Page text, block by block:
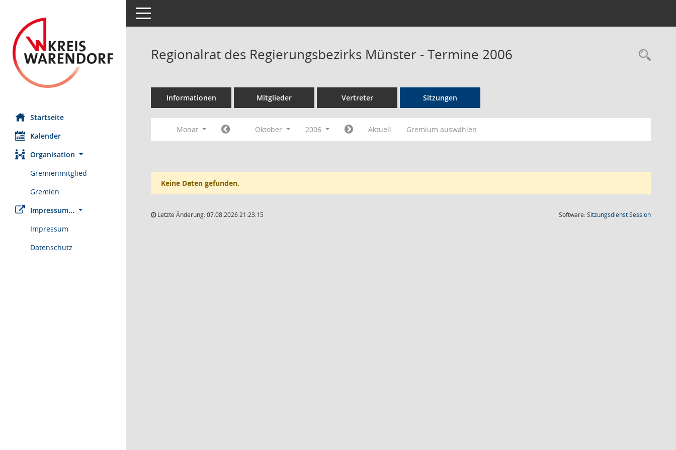
Startseite
Kalender
Organisation
Gremienmitglied
Gremien
Impressum...
Impressum
Datenschutz
Toggle navigation
Regionalrat des Regierungsbezirks Münster - Termine 2006
Informationen Mitglieder Vertreter Sitzungen
Monat Oktober 2006 Aktuell Gremium auswählen
Keine Daten gefunden.
Letzte Änderung: 07.08.2026 21:23:15 Software:SitzungsdienstSession(Wird in